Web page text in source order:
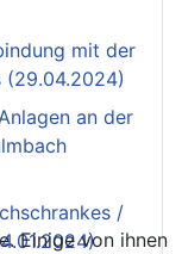
mit der
(29.04.2024)
an der
/
Einige von ihnen